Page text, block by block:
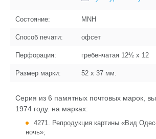
Состояние: MNH
Способ печати: офсет
Перфорация: гребенчатая 12½ x 12
Размер марки: 52 x 37 мм.
Серия из 6 памятных почтовых марок,
1974 году. на марках:
4271. Репродукция картины «Вид
ночь»;